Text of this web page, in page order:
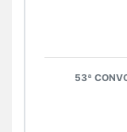
53ª